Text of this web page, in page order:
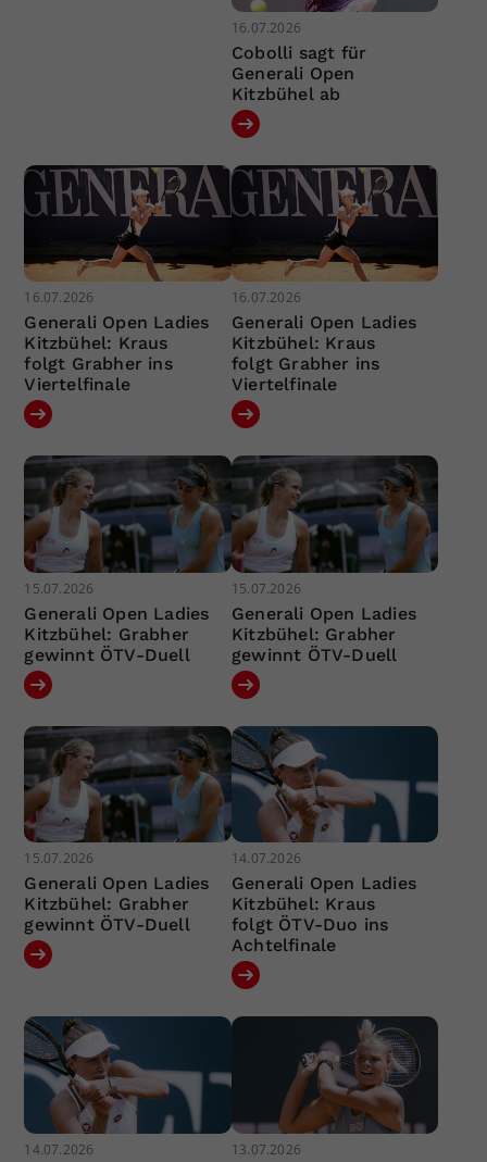
16.07.2026
Cobolli sagt für
Generali Open
Kitzbühel ab
16.07.2026
Generali Open Ladies
Kitzbühel: Kraus
folgt Grabher ins
Viertelfinale
16.07.2026
Generali Open Ladies
Kitzbühel: Kraus
folgt Grabher ins
Viertelfinale
15.07.2026
Generali Open Ladies
Kitzbühel: Grabher
gewinnt ÖTV-Duell
15.07.2026
Generali Open Ladies
Kitzbühel: Grabher
gewinnt ÖTV-Duell
15.07.2026
Generali Open Ladies
Kitzbühel: Grabher
gewinnt ÖTV-Duell
14.07.2026
Generali Open Ladies
Kitzbühel: Kraus
folgt ÖTV-Duo ins
Achtelfinale
14.07.2026 13.07.2026